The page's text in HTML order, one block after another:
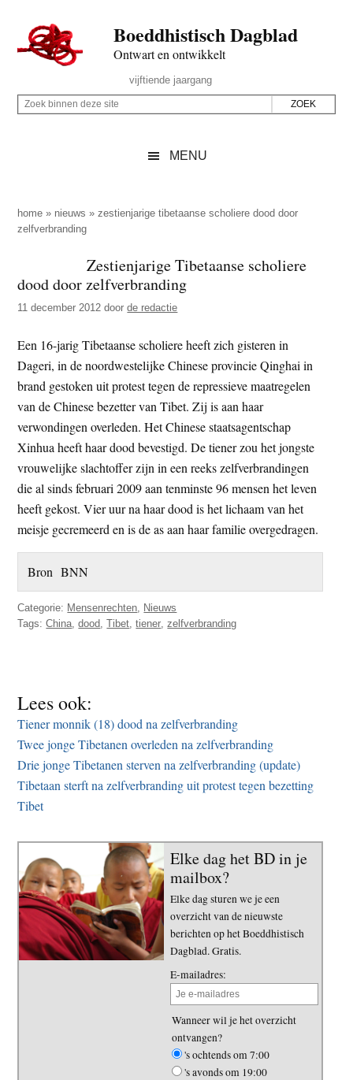
naar
de
inhoud
secondary
naar
de
sidebar
naar
de
Boeddhistisch Dagblad
Ontwart en ontwikkelt
Rechts
vijftiende jaargang
Z
p
d
z
e
i
t
e
Z
i
n
n
d
z
e
s
i
t
e
MENU
home » nieuws »zestienjarige tibetaanse scholiere dood door
zelfverbranding
Zestienjarige Tibetaanse scholiere
dood door zelfverbranding
11 december 2012 doorde redactie
Een 16-jarig Tibetaanse scholiere heeft zich gisteren in
Dageri, in de noordwestelijke Chinese provincie Qinghai in
brand gestoken uit protest tegen de repressieve maatregelen
van de Chinese bezetter van Tibet. Zij is aan haar
verwondingen overleden. Het Chinese staatsagentschap
Xinhua heeft haar dood bevestigd. De tiener zou het jongste
vrouwelijke slachtoffer zijn in een reeks zelfverbrandingen
die al sinds februari 2009 aan tenminste 96 mensen het leven
heeft gekost. Vier uur na haar dood is het lichaam van het
meisje gecremeerd en is de as aan haar familie overgedragen.
Bron BNN
Categorie: Mensenrechten, Nieuws
Tags:China,dood,Tibet,tiener,zelfverbranding
Lees ook:
Tiener monnik (18) dood na zelfverbranding
Twee jonge Tibetanen overleden na zelfverbranding
Drie jonge Tibetanen sterven na zelfverbranding (update)
Tibetaan sterft na zelfverbranding uit protest tegen bezetting
Tibet
Elke dag het BD in je
mailbox?
Elke dag sturen we je een
overzicht van de nieuwste
berichten op het Boeddhistisch
Dagblad. Gratis.
E-mailadres:
Wanneer wil je het overzicht
ontvangen?
's ochtends om 7:00
's avonds om 19:00